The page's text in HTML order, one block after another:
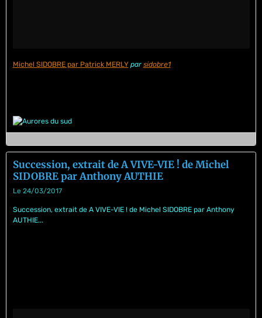
Michel SIDOBRE par Patrick MERLY par sidobre1
Succession, extrait de A VIVE-VIE ! de Michel
SIDOBRE par Anthony AUTHIE
Le 24/03/2017
Succession, extrait de A VIVE-VIE ! de Michel SIDOBRE par Anthony
AUTHIE...